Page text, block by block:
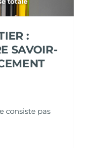
:
SAVOIR-
consiste pas